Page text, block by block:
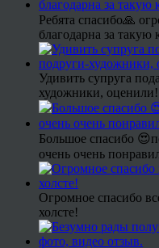
Ребята спасибо🙏
благодарна за такую
Удивить супруга
художники, оценили!
Большое спасибо
очень очень
Огромное спасибо
холсте!